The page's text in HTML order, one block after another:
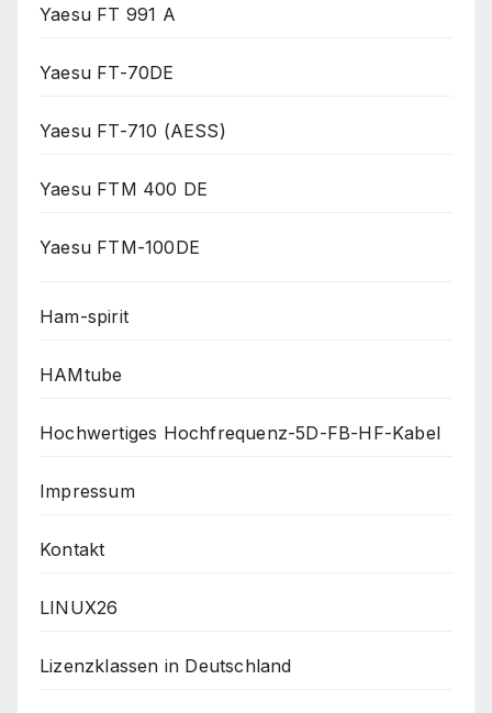
Yaesu FT 991 A
Yaesu FT-70DE
Yaesu FT-710 (AESS)
Yaesu FTM 400 DE
Yaesu FTM-100DE
Ham-spirit
HAMtube
Hochwertiges Hochfrequenz-5D-FB-HF-Kabel
Impressum
Kontakt
LINUX26
Lizenzklassen in Deutschland